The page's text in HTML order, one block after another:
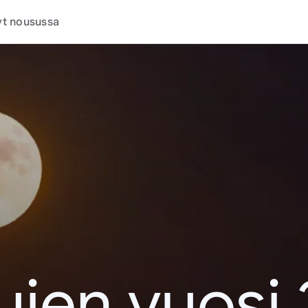
nousussa